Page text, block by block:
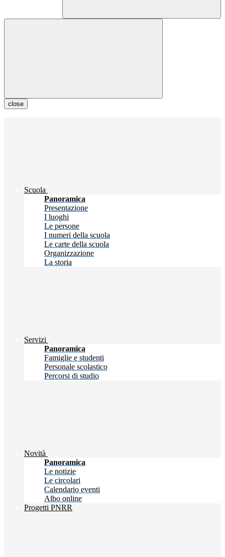
close
Scuola
Panoramica
Presentazione
I luoghi
Le persone
I numeri della scuola
Le carte della scuola
Organizzazione
La storia
Servizi
Panoramica
Famiglie e studenti
Personale scolastico
Percorsi di studio
Novità
Panoramica
Le notizie
Le circolari
Calendario eventi
Albo online
Progetti PNRR